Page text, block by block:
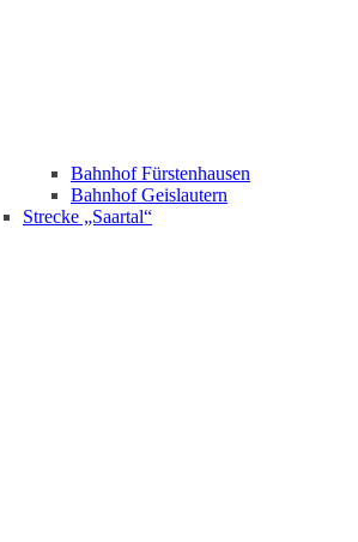
Bahnhof Fürstenhausen
Bahnhof Geislautern
Strecke „Saartal“